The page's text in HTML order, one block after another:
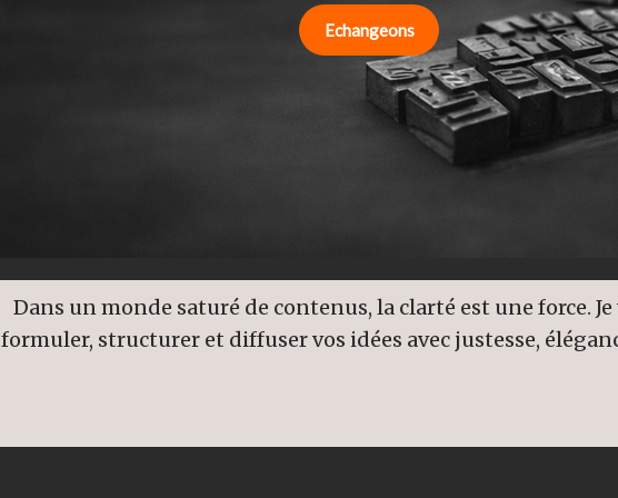
Echangeons
Dans un monde saturé de contenus, la clarté est une force. Je
formuler, structurer et diffuser vos idées avec justesse,